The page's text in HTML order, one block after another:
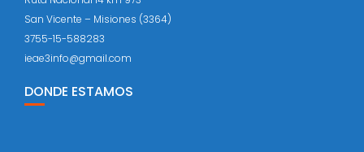
San Vicente – Misiones (3364)
3755-15-588283
ieae3info@gmail.com
DONDE ESTAMOS